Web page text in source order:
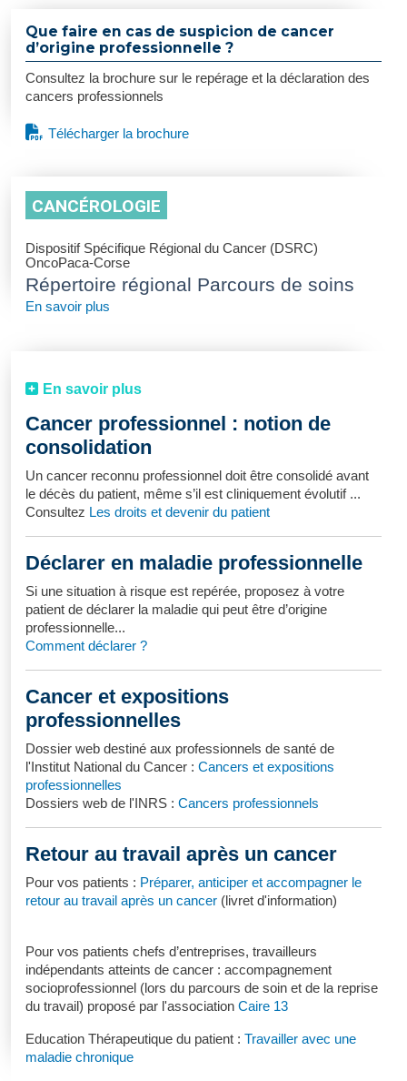
Que faire en cas de suspicion de cancer
d’origine professionnelle ?
Consultez la brochure sur le repérage et la déclaration des
cancers professionnels
Télécharger la brochure
CANCÉROLOGIE
Dispositif Spécifique Régional du Cancer (DSRC)
OncoPaca-Corse
Répertoire régional Parcours de soins
En savoir plus
En savoir plus
Cancer professionnel : notion de
consolidation
Un cancer reconnu professionnel doit être consolidé avant
le décès du patient, même s’il est cliniquement évolutif ...
Consultez Les droits et devenir du patient
Déclarer en maladie professionnelle
Si une situation à risque est repérée, proposez à votre
patient de déclarer la maladie qui peut être d’origine
professionnelle...
Comment déclarer ?
Cancer et expositions
professionnelles
Dossier web destiné aux professionnels de santé de
l'Institut National du Cancer : Cancers et expositions
professionnelles
Dossiers web de l'INRS : Cancers professionnels
Retour au travail après un cancer
Pour vos patients : Préparer, anticiper et accompagner le
retour au travail après un cancer (livret d'information)
Pour vos patients chefs d’entreprises, travailleurs
indépendants atteints de cancer : accompagnement
socioprofessionnel (lors du parcours de soin et de la reprise
du travail) proposé par l'association Caire 13
Education Thérapeutique du patient : Travailler avec une
maladie chronique